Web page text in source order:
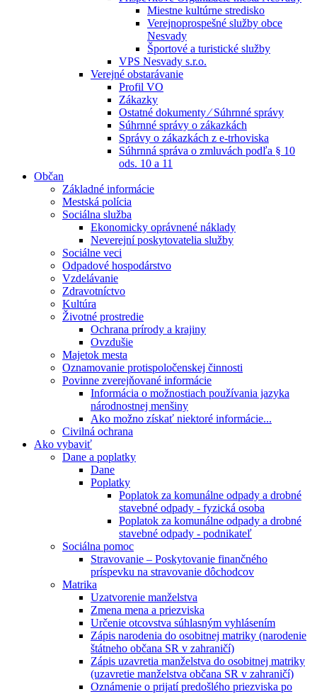
Miestne kultúrne stredisko
Verejnoprospešné služby obce
Nesvady
Športové a turistické služby
VPS Nesvady s.r.o.
Verejné obstarávanie
Profil VO
Zákazky
Ostatné dokumenty ⁄ Súhrnné správy
Súhrnné správy o zákazkách
Správy o zákazkách z e-trhoviska
Súhrnná správa o zmluvách podľa § 10
ods. 10 a 11
Občan
Základné informácie
Mestská polícia
Sociálna služba
Ekonomicky oprávnené náklady
Neverejní poskytovatelia služby
Sociálne veci
Odpadové hospodárstvo
Vzdelávanie
Zdravotníctvo
Kultúra
Životné prostredie
Ochrana prírody a krajiny
Ovzdušie
Majetok mesta
Oznamovanie protispoločenskej činnosti
Povinne zverejňované informácie
Informácia o možnostiach používania jazyka
národnostnej menšiny
Ako možno získať niektoré informácie...
Civilná ochrana
Ako vybaviť
Dane a poplatky
Dane
Poplatky
Poplatok za komunálne odpady a drobné
stavebné odpady - fyzická osoba
Poplatok za komunálne odpady a drobné
stavebné odpady - podnikateľ
Sociálna pomoc
Stravovanie – Poskytovanie finančného
príspevku na stravovanie dôchodcov
Matrika
Uzatvorenie manželstva
Zmena mena a priezviska
Určenie otcovstva súhlasným vyhlásením
Zápis narodenia do osobitnej matriky (narodenie
štátneho občana SR v zahraničí)
Zápis uzavretia manželstva do osobitnej matriky
(uzavretie manželstva občana SR v zahraničí)
Oznámenie o prijatí predošlého priezviska po